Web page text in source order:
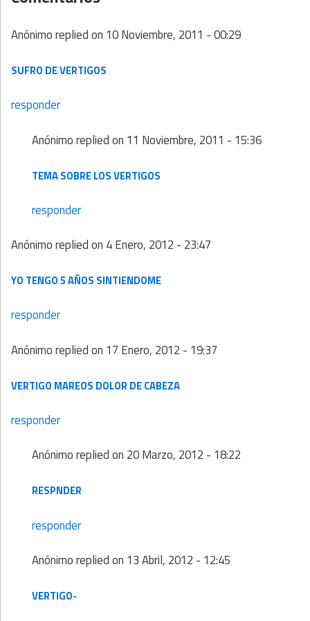
Anónimoreplied on 10 Noviembre, 2011 - 00:29
SUFRO DE VERTIGOS
responder
Anónimoreplied on 11 Noviembre, 2011 - 15:36
TEMA SOBRE LOS VERTIGOS
responder
Anónimoreplied on 4 Enero, 2012 - 23:47
YO TENGO 5 AÑOS SINTIENDOME
responder
Anónimoreplied on 17 Enero, 2012 - 19:37
VERTIGO MAREOS DOLOR DE CABEZA
responder
Anónimoreplied on 20 Marzo, 2012 - 18:22
RESPNDER
responder
Anónimoreplied on 13 Abril, 2012 - 12:45
VERTIGO-